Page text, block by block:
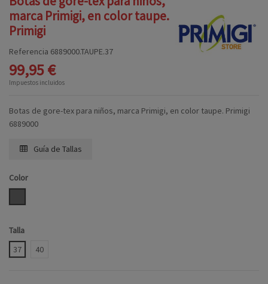
marca Primigi, en color taupe.
Primigi
Referencia 6889000.TAUPE.37
99,95 €
Impuestos incluidos
Botas de gore-tex para niños, marca Primigi, en color taupe. Primigi
6889000
Guía de Tallas
Color
Talla
37
40